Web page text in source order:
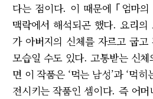
다는 점이다. 이 때문에 ｢엄마
맥락에서 해석되곤 했다. 요리의
가 아버지의 신체를 자르고 굽
모습일 수도 있다. 고통받는 신
면 이 작품은 ‘먹는 남성’과 ‘먹
전시키는 작품인 셈이다. 즉 어